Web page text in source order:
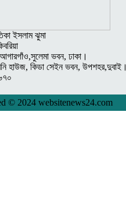
ইসলাম ঝুমা
ভবন, ঢাকা।
হাউজ, কিডা সেইন ভবন, উপশহর,দুবাই।
© 2024 websitenews24.com